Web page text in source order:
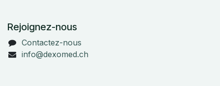
Rejoignez-nous
Contactez-nous
info@dexomed.ch